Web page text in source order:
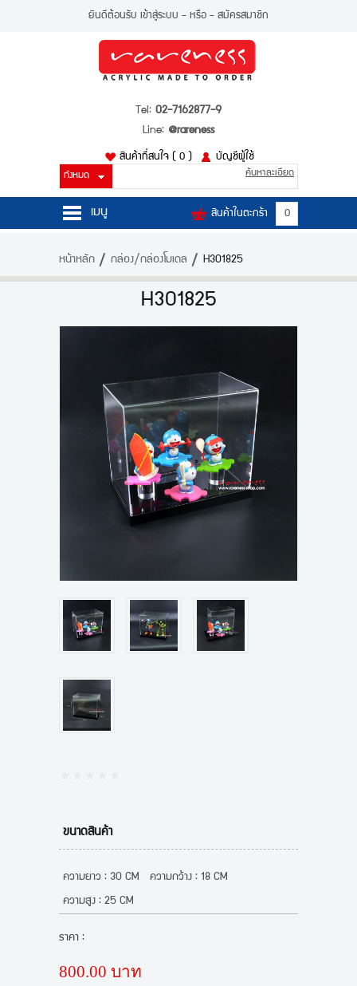
ยินดีต้อนรับ เข้าสู่ระบบ - หรือ - สมัครสมาชิก
Tel: 02-7162877-9
Line: @rareness
สินค้าที่สนใจ ( 0 ) บัญชีผู้ใช้
สินค้าในตะกร้า 0
ค้นหาละเอียด
เมนู
สินค้า
ขั้นตอนการสั่งซื้อ
หน้าหลัก กล่อง/กล่องโมเดล H301825
H301825
ขนาดสินค้า
ความยาว : 30 CM ความกว้าง : 18 CM
ความสูง : 25 CM
ราคา :
800.00 บาท